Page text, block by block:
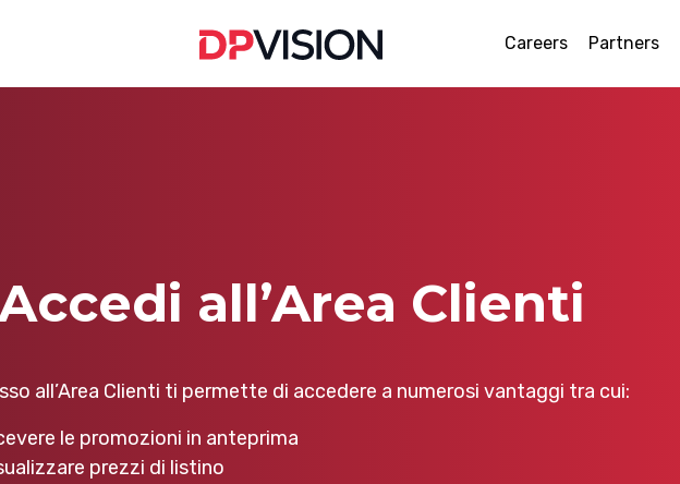
Careers Partners
all’Area Clienti
all’Area Clienti ti permette di accedere a numerosi vantaggi tra cui:
le promozioni in anteprima
prezzi di listino